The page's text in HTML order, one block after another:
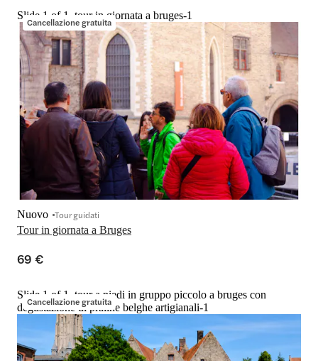
Cancellazione gratuita
Slide 1 of 1, tour in giornata a bruges-1
Tour in giornata a Bruges
Nuovo Tour guidati
69 €
Cancellazione gratuita
Slide 1 of 1, tour a piedi in gruppo piccolo a bruges con
degustazione di praline belghe artigianali-1